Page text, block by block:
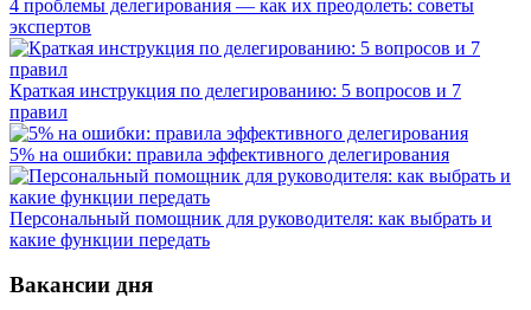
4 проблемы делегирования — как их преодолеть: советы
экспертов
Краткая инструкция по делегированию: 5 вопросов и 7
правил
5% на ошибки: правила эффективного делегирования
Персональный помощник для руководителя: как выбрать и
какие функции передать
Вакансии дня